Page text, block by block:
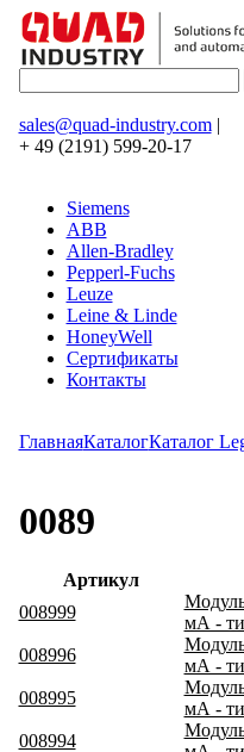
sales@quad-industry.com|
+ 49 (2191) 599-20-17
Siemens
ABB
Allen-Bradley
Pepperl-Fuchs
Leuze
Leine & Linde
HoneyWell
Сертификаты
Контакты
ГлавнаяКаталогКаталог
0089
Артикул
008999
мА -
008996
мА -
008995
мА -
008994